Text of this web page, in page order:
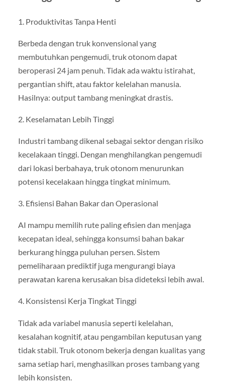
1. Produktivitas Tanpa Henti
Berbeda dengan truk konvensional yang
membutuhkan pengemudi, truk otonom dapat
beroperasi 24 jam penuh. Tidak ada waktu istirahat,
pergantian shift, atau faktor kelelahan manusia.
Hasilnya: output tambang meningkat drastis.
2. Keselamatan Lebih Tinggi
Industri tambang dikenal sebagai sektor dengan risiko
kecelakaan tinggi. Dengan menghilangkan pengemudi
dari lokasi berbahaya, truk otonom menurunkan
potensi kecelakaan hingga tingkat minimum.
3. Efisiensi Bahan Bakar dan Operasional
AI mampu memilih rute paling efisien dan menjaga
kecepatan ideal, sehingga konsumsi bahan bakar
berkurang hingga puluhan persen. Sistem
pemeliharaan prediktif juga mengurangi biaya
perawatan karena kerusakan bisa dideteksi lebih awal.
4. Konsistensi Kerja Tingkat Tinggi
Tidak ada variabel manusia seperti kelelahan,
kesalahan kognitif, atau pengambilan keputusan yang
tidak stabil. Truk otonom bekerja dengan kualitas yang
sama setiap hari, menghasilkan proses tambang yang
lebih konsisten.